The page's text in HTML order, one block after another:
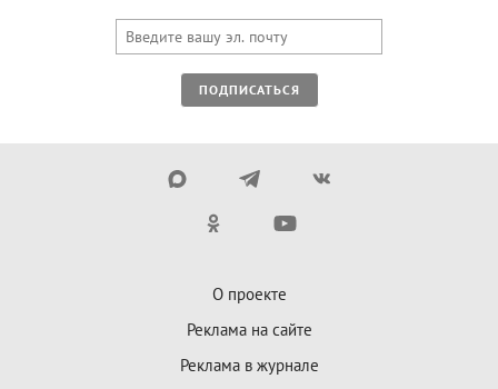
ПОДПИСАТЬСЯ
О проекте
Реклама на сайте
Реклама в журнале